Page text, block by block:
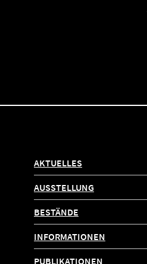
AKTUELLES
AUSSTELLUNG
BESTÄNDE
INFORMATIONEN
PUBLIKATIONEN